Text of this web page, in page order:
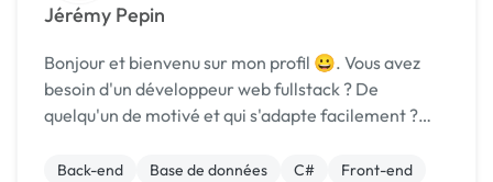
Jérémy Pepin
Bonjour et bienvenu sur mon profil 😀. Vous avez
besoin d'un développeur web fullstack ? De
quelqu'un de motivé et qui s'adapte facilement ?
d'expériences dans le développement web fullstack
Back-end Base de données C#
Front-end